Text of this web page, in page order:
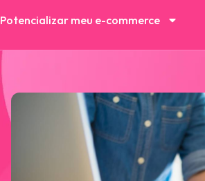
Potencializar meu e-commerce